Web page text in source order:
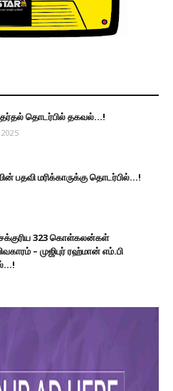
தொடர்பில் தகவல்...!
பதவி மரிக்காருக்கு தொடர்பில்...!
323 கொள்கலன்கள்
– முஜிபுர் ரஹ்மான் எம்.பி